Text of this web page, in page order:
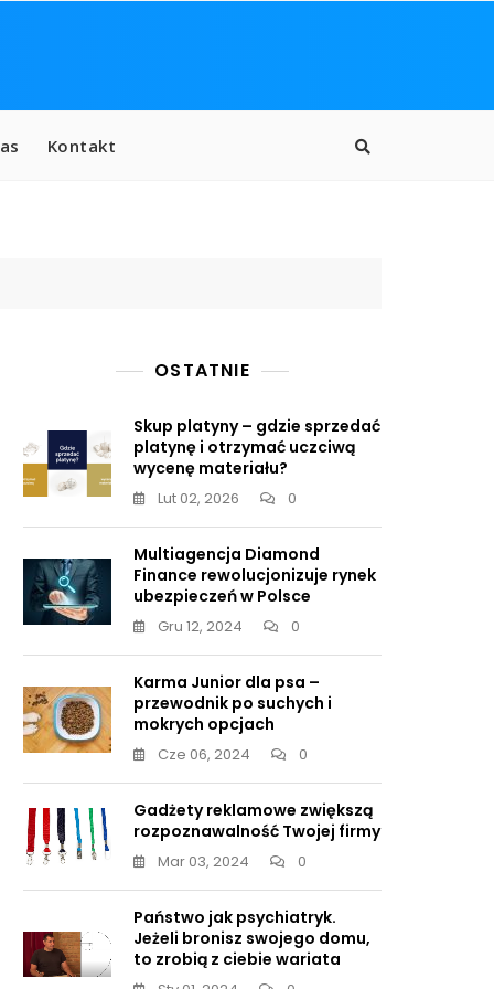
Kontakt
OSTATNIE
Skup platyny – gdzie sprzedać
platynę i otrzymać uczciwą
wycenę materiału?
Lut 02, 2026 0
Multiagencja Diamond
Finance rewolucjonizuje rynek
ubezpieczeń w Polsce
Gru 12, 2024 0
Karma Junior dla psa –
przewodnik po suchych i
mokrych opcjach
Cze 06, 2024 0
Gadżety reklamowe zwiększą
rozpoznawalność Twojej firmy
Mar 03, 2024 0
Państwo jak psychiatryk.
Jeżeli bronisz swojego domu,
to zrobią z ciebie wariata